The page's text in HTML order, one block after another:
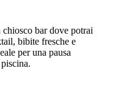
bar dove potrai
bibite fresche e
per una pausa